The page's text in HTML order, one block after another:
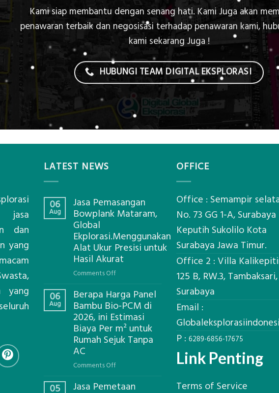
Kami siap membantu dengan senang hati. Kami Juga akan
penawaran terbaik dan negosisasi terhadap penawaran kami,
kami sekarang Juga !
HUBUNGI TEAM DIGITAL EKSPLORASI
jasa
dan
yang
yang
LATEST NEWS
06
Aug
Jasa Pemasangan
Bowplank Mataram,
Global
Ekplorasi.Menggunakan
Alat Ukur Presisi untuk
Hasil Akurat
Comments Offon
Pemasangan
Bowplank
Mataram,
Global
Ekplorasi.Menggunakan
06
Aug
Berapa Harga Panel
Bambu Bio-PCM di
2026, ini Estimasi
Biaya Per m² untuk
Rumah Sejuk Tanpa
AC
Comments Offon
Harga
05
Jasa Pemetaan
OFFICE
Office : Semampir
No. 73 GG 1-A, Surabaya
Keputih Sukolilo Kota
Surabaya Jawa Timur.
Office 2 : Villa
125 B, RW.3, Tambaksari,
Surabaya
Email :
P : 6289-6856-17675
Link Penting
Terms of Service